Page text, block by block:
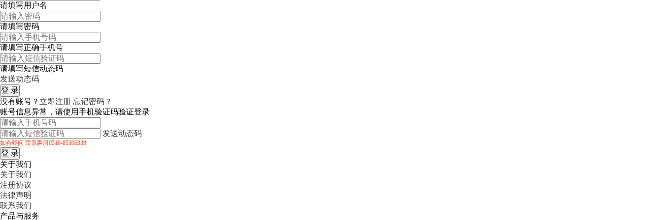
请填写用户名
请填写密码
请填写正确手机号
请填写短信动态码
发送动态码
没有账号？ 立即注册 忘记密码？
账号信息异常，请使用手机验证码验证登录
发送动态码
如有疑问 联系客服0510-85306333
关于我们
关于我们
注册协议
法律声明
联系我们
产品与服务